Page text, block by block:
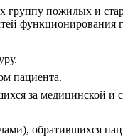
группу пожилых и
функционирования
пациента.
за медицинской и
обратившихся